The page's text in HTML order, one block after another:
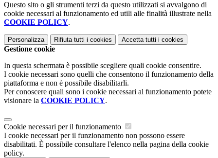
Questo sito o gli strumenti terzi da questo utilizzati si avvalgono di
cookie necessari al funzionamento ed utili alle finalità illustrate nella
COOKIE POLICY.
Personalizza Rifiuta tutti i cookies Accetta tutti i cookies
Gestione cookie
In questa schermata è possibile scegliere quali cookie consentire.
I cookie necessari sono quelli che consentono il funzionamento della
piattaforma e non è possibile disabilitarli.
Per conoscere quali sono i cookie necessari al funzionamento potete
visionare la COOKIE POLICY.
Cookie necessari per il funzionamento
I cookie necessari per il funzionamento non possono essere
disabilitati. È possibile consultare l'elenco nella pagina della cookie
policy.